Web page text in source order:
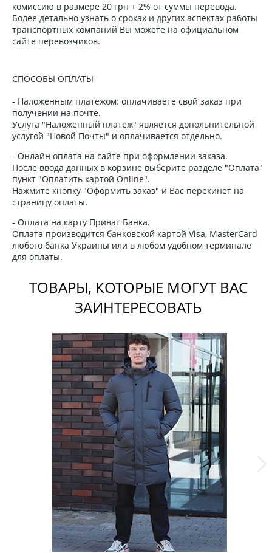
комиссию в размере 20 грн + 2% от суммы перевода.
Более детально узнать о сроках и других аспектах работы
транспортных компаний Вы можете на официальном
сайте перевозчиков.
СПОСОБЫ ОПЛАТЫ
- Наложенным платежом: оплачиваете свой заказ при
получении на почте.
Услуга "Наложенный платеж" является допольнительной
услугой "Новой Почты" и оплачивается отдельно.
- Онлайн оплата на сайте при оформлении заказа.
После ввода данных в корзине выберите разделе "Оплата"
пункт "Оплатить картой Online".
Нажмите кнопку "Оформить заказ" и Вас перекинет на
страницу оплаты.
- Оплата на карту Приват Банка.
Оплата производится банковской картой Visa, MasterCard
любого банка Украины или в любом удобном терминале
для оплаты.
ТОВАРЫ, КОТОРЫЕ МОГУТ ВАС
ЗАИНТЕРЕСОВАТЬ